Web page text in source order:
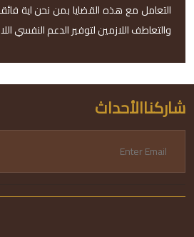
التعامل مع هذه القضايا بمن نحن اية
والتعاطف اللازمين لتوفير الدعم النفسي
شاركناالأحداث